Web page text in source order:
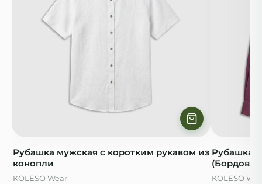
Рубашка мужская с коротким рукавом из
конопли
KOLESO Wear
Рубашка
KOLESO